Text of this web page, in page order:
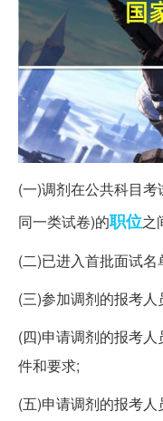
(一)调剂在公共科目
同一类试卷)的职位之
(二)已进入首批面试
(三)参加调剂的报考
(四)申请调剂的报考
件和要求;
(五)申请调剂的报考